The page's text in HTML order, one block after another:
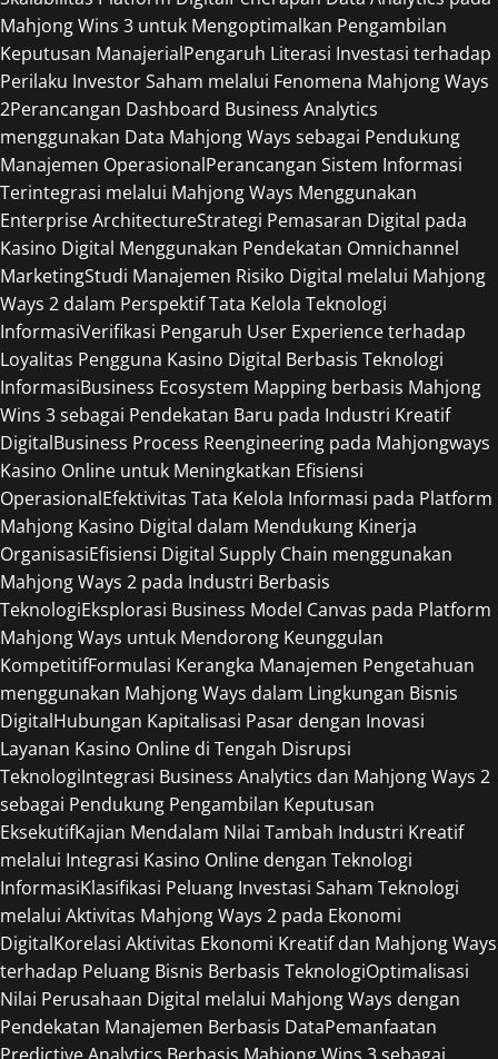
Mahjong Wins 3 untuk Mengoptimalkan Pengambilan
Keputusan ManajerialPengaruh Literasi Investasi terhadap
Perilaku Investor Saham melalui Fenomena Mahjong Ways
2Perancangan Dashboard Business Analytics
menggunakan Data Mahjong Ways sebagai Pendukung
Manajemen OperasionalPerancangan Sistem Informasi
Terintegrasi melalui Mahjong Ways Menggunakan
Enterprise ArchitectureStrategi Pemasaran Digital pada
Kasino Digital Menggunakan Pendekatan Omnichannel
MarketingStudi Manajemen Risiko Digital melalui Mahjong
Ways 2 dalam Perspektif Tata Kelola Teknologi
InformasiVerifikasi Pengaruh User Experience terhadap
Loyalitas Pengguna Kasino Digital Berbasis Teknologi
InformasiBusiness Ecosystem Mapping berbasis Mahjong
Wins 3 sebagai Pendekatan Baru pada Industri Kreatif
DigitalBusiness Process Reengineering pada Mahjongways
Kasino Online untuk Meningkatkan Efisiensi
OperasionalEfektivitas Tata Kelola Informasi pada Platform
Mahjong Kasino Digital dalam Mendukung Kinerja
OrganisasiEfisiensi Digital Supply Chain menggunakan
Mahjong Ways 2 pada Industri Berbasis
TeknologiEksplorasi Business Model Canvas pada Platform
Mahjong Ways untuk Mendorong Keunggulan
KompetitifFormulasi Kerangka Manajemen Pengetahuan
menggunakan Mahjong Ways dalam Lingkungan Bisnis
DigitalHubungan Kapitalisasi Pasar dengan Inovasi
Layanan Kasino Online di Tengah Disrupsi
TeknologiIntegrasi Business Analytics dan Mahjong Ways 2
sebagai Pendukung Pengambilan Keputusan
EksekutifKajian Mendalam Nilai Tambah Industri Kreatif
melalui Integrasi Kasino Online dengan Teknologi
InformasiKlasifikasi Peluang Investasi Saham Teknologi
melalui Aktivitas Mahjong Ways 2 pada Ekonomi
DigitalKorelasi Aktivitas Ekonomi Kreatif dan Mahjong Ways
terhadap Peluang Bisnis Berbasis TeknologiOptimalisasi
Nilai Perusahaan Digital melalui Mahjong Ways dengan
Pendekatan Manajemen Berbasis DataPemanfaatan